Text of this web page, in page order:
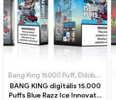
Bang King 15000 Puff, Eldobható e-cigaretta Svédország
BANG KING digitális 15.000
Puffs Blue Razz Ice Innovatív